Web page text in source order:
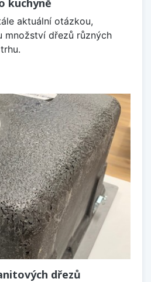
aktuální otázkou,
množství dřezů různých
dřezů